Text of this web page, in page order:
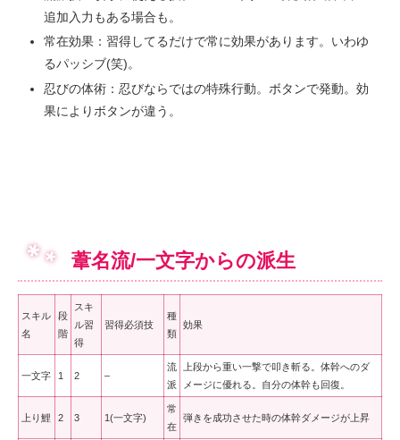
追加入力もある場合も。
常在効果：習得してるだけで常に効果があります。いわゆ
るパッシブ(笑)。
忍びの体術：忍びならではの特殊行動。ボタンで発動。効
果によりボタンが違う。
葦名流/一文字からの派生
スキル
名
段
階
スキ
ル習
得
習得必須技
種
類
効果
一文字 1 2 –
流
派
上段から重い一撃で叩き斬る。体幹へのダ
メージに優れる。自分の体幹も回復。
上り鯉 2 3 1(一文字)
常
在
弾きを成功させた時の体幹ダメージが上昇